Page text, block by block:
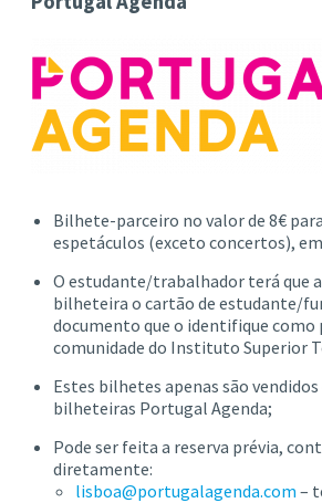
Bilhete-parceiro no valor de 8€
espetáculos (exceto concertos),
O estudante/trabalhador terá que
bilheteira o cartão de estudante/
documento que o identifique como
comunidade do Instituto Superior
Estes bilhetes apenas são
bilheteiras Portugal Agenda;
Pode ser feita a reserva prévia,
diretamente:
lisboa@portugalagenda.com –